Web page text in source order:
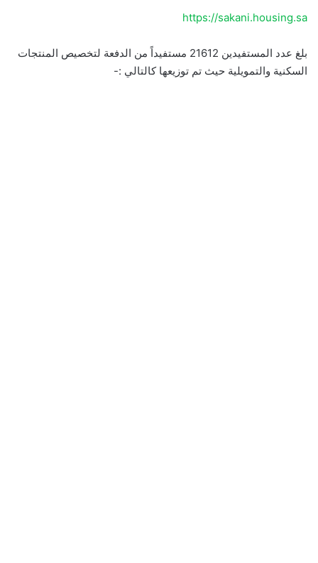
https://sakani.housing.sa
بلغ عدد المستفيدين 21612 مستفيداً من الدفعة لتخصيص المنتجات
السكنية والتمويلية حيث تم توزيعها كالتالي :-